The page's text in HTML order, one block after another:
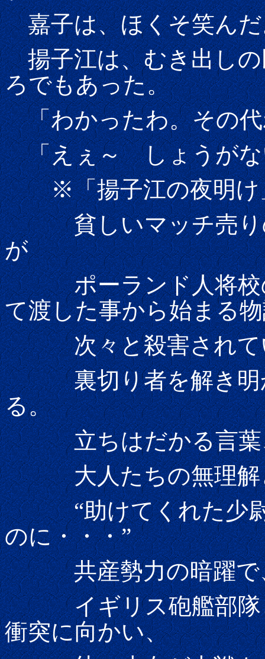
嘉子は、ほくそ笑んだ
揚子江は、むき出しの
ろでもあった。
「わかったわ。その代
「えぇ～ しょうがな
※「揚子江の夜明け
貧しいマッチ売りの
が
ポーランド人将校の
て渡した事から始まる
次々と殺害されて
裏切り者を解き明か
る。
立ちはだかる言葉、
大人たちの無理解と
“助けてくれた少尉
のに・・・”
共産勢力の暗躍で
イギリス砲艦部隊と
衝突に向かい、